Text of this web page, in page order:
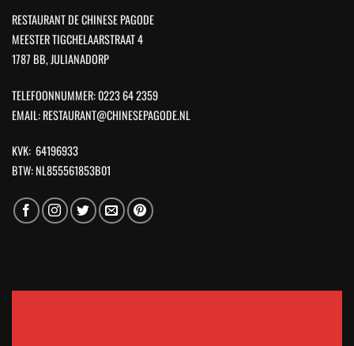
RESTAURANT DE CHINESE PAGODE
MEESTER TIGCHELAARSTRAAT 4
1787 BB, JULIANADORP
TELEFOONNUMMER: 0223 64 2359
EMAIL: RESTAURANT@CHINESEPAGODE.NL
KVK: 64196933
BTW: NL855561853B01